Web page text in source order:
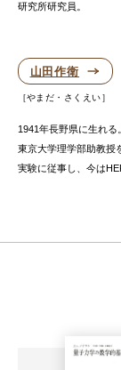
研究所研究員。
山田作衛
やまだ・さくえい
1941年長野県に生れる
東京大学理学部助教授
実験に従事し、今は